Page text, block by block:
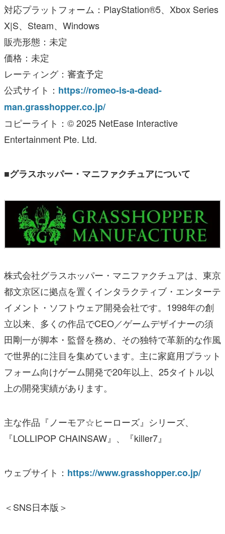
対応プラットフォーム：PlayStation®5、Xbox Series
X|S、Steam、Windows
販売形態：未定
価格：未定
レーティング：審査予定
公式サイト： https://romeo-is-a-dead-
man.grasshopper.co.jp/
コピーライト：© 2025 NetEase Interactive
Entertainment Pte. Ltd.
■グラスホッパー・マニファクチュアについて
株式会社グラスホッパー・マニファクチュアは、東京
都文京区に拠点を置くインタラクティブ・エンターテ
イメント・ソフトウェア開発会社です。1998年の創
立以来、多くの作品でCEO／ゲームデザイナーの須
田剛一が脚本・監督を務め、その独特で革新的な作風
で世界的に注目を集めています。主に家庭用プラット
フォーム向けゲーム開発で20年以上、25タイトル以
上の開発実績があります。
主な作品『ノーモア☆ヒーローズ』シリーズ、
『LOLLIPOP CHAINSAW』、『killer7』
ウェブサイト： https://www.grasshopper.co.jp/
＜SNS日本版＞